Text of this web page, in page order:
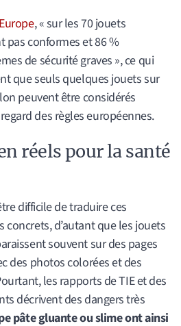
, « sur les 70 jouets
pas conformes et 86 %
de sécurité graves », ce qui
que seuls quelques jouets sur
peuvent être considérés
des règles européennes.
réels pour la santé
difficile de traduire ces
concrets, d’autant que les jouets
souvent sur des pages
des photos colorées et des
les rapports de TIE et des
décrivent des dangers très
pâte gluante ou slime ont ainsi